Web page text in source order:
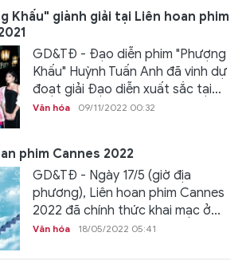
Khấu" giành giải tại Liên hoan phim
GD&TĐ - Đạo diễn phim "Phượng
Khấu" Huỳnh Tuấn Anh đã vinh dự
đoạt giải Đạo diễn xuất sắc tại...
Văn hóa 09/11/2022 00:32
phim Cannes 2022
GD&TĐ - Ngày 17/5 (giờ địa
phương), Liên hoan phim Cannes
2022 đã chính thức khai mạc ở...
Văn hóa 18/05/2022 05:41